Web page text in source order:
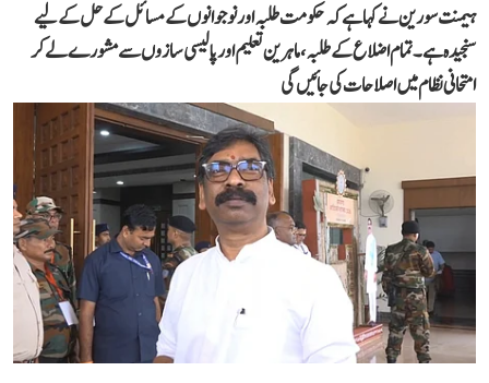
ہیمنت سورین نے کہا ہے کہ حکومت طلبہ اور نوجوانوں کے مسائل کے حل کے لیے
سنجیدہ ہے۔ تمام اضلاع کے طلبہ، ماہرین تعلیم اور پالیسی سازوں سے مشورے لے کر
امتحانی نظام میں اصلاحات کی جائیں گی